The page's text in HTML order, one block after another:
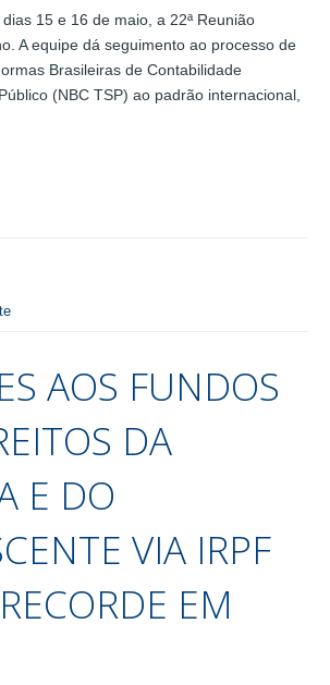
15 e 16 de maio, a 22ª Reunião
A equipe dá seguimento ao processo de
Brasileiras de Contabilidade
(NBC TSP) ao padrão internacional,
AOS FUNDOS
DA
E DO
VIA IRPF
EM